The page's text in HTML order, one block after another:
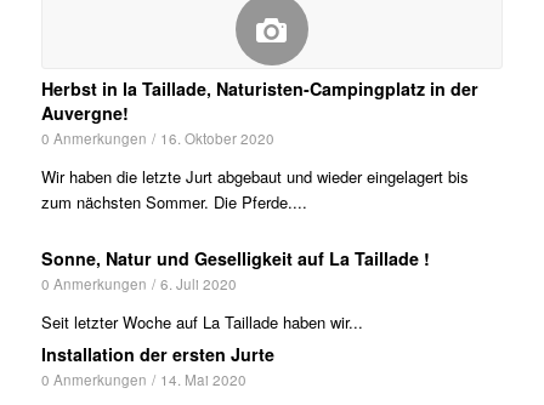
Herbst in la Taillade, Naturisten-Campingplatz in der
Auvergne!
0 Anmerkungen / 16. Oktober 2020
Wir haben die letzte Jurt abgebaut und wieder eingelagert bis
zum nächsten Sommer. Die Pferde....
Sonne, Natur und Geselligkeit auf La Taillade !
0 Anmerkungen / 6. Juli 2020
Seit letzter Woche auf La Taillade haben wir...
Installation der ersten Jurte
0 Anmerkungen / 14. Mai 2020